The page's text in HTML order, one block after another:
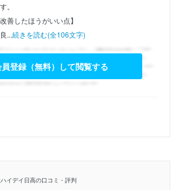
。
善したほうがいい点】
...続きを読む(全106文字)
登録（無料）して閲覧する
イデイ日高の口コミ・評判